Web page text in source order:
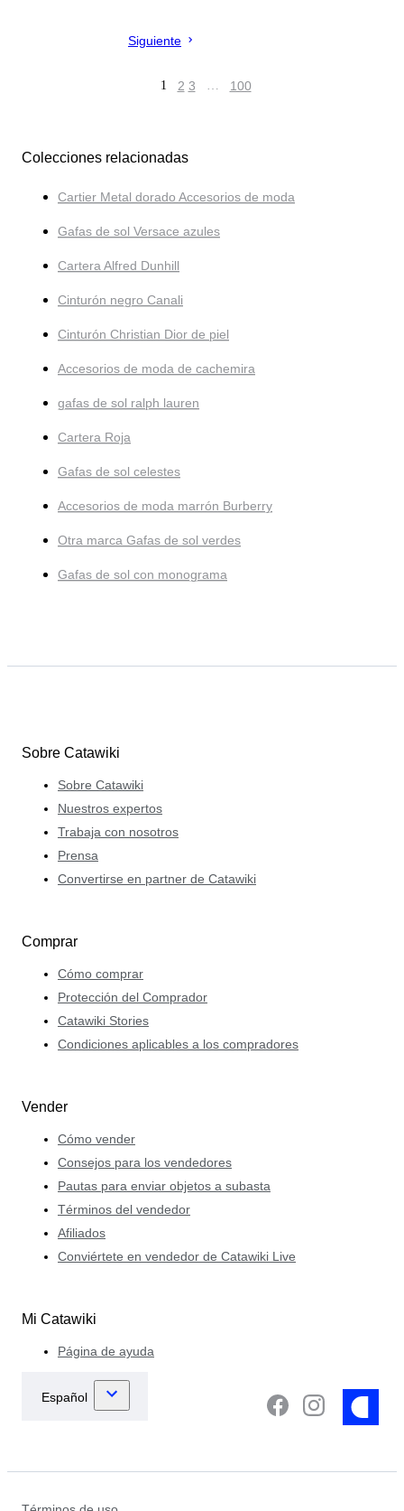
Siguiente
1 2 3 … 100
Colecciones relacionadas
Cartier Metal dorado Accesorios de moda
Gafas de sol Versace azules
Cartera Alfred Dunhill
Cinturón negro Canali
Cinturón Christian Dior de piel
Accesorios de moda de cachemira
gafas de sol ralph lauren
Cartera Roja
Gafas de sol celestes
Accesorios de moda marrón Burberry
Otra marca Gafas de sol verdes
Gafas de sol con monograma
Sobre Catawiki
Sobre Catawiki
Nuestros expertos
Trabaja con nosotros
Prensa
Convertirse en partner de Catawiki
Comprar
Cómo comprar
Protección del Comprador
Catawiki Stories
Condiciones aplicables a los compradores
Vender
Cómo vender
Consejos para los vendedores
Pautas para enviar objetos a subasta
Términos del vendedor
Afiliados
Conviértete en vendedor de Catawiki Live
Mi Catawiki
Página de ayuda